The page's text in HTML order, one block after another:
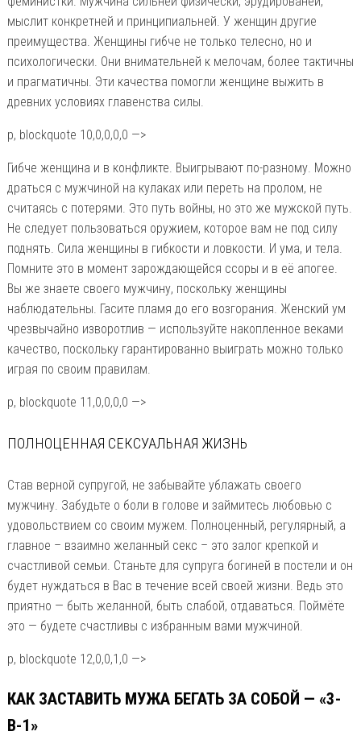
мыслит конкретней и принципиальней. У женщин другие
преимущества. Женщины гибче не только телесно, но и
психологически. Они внимательней к мелочам, более тактичны
и прагматичны. Эти качества помогли женщине выжить в
древних условиях главенства силы.
p, blockquote 10,0,0,0,0 —>
Гибче женщина и в конфликте. Выигрывают по-разному. Можно
драться с мужчиной на кулаках или переть на пролом, не
считаясь с потерями. Это путь войны, но это же мужской путь.
Не следует пользоваться оружием, которое вам не под силу
поднять. Сила женщины в гибкости и ловкости. И ума, и тела.
Помните это в момент зарождающейся ссоры и в её апогее.
Вы же знаете своего мужчину, поскольку женщины
наблюдательны. Гасите пламя до его возгорания. Женский ум
чрезвычайно изворотлив — используйте накопленное веками
качество, поскольку гарантированно выиграть можно только
играя по своим правилам.
p, blockquote 11,0,0,0,0 —>
ПОЛНОЦЕННАЯ СЕКСУАЛЬНАЯ ЖИЗНЬ
Став верной супругой, не забывайте ублажать своего
мужчину. Забудьте о боли в голове и займитесь любовью с
удовольствием со своим мужем. Полноценный, регулярный, а
главное – взаимно желанный секс – это залог крепкой и
счастливой семьи. Станьте для супруга богиней в постели и он
будет нуждаться в Вас в течение всей своей жизни. Ведь это
приятно — быть желанной, быть слабой, отдаваться. Поймёте
это — будете счастливы с избранным вами мужчиной.
p, blockquote 12,0,0,1,0 —>
КАК ЗАСТАВИТЬ МУЖА БЕГАТЬ ЗА СОБОЙ — «3-
В-1»